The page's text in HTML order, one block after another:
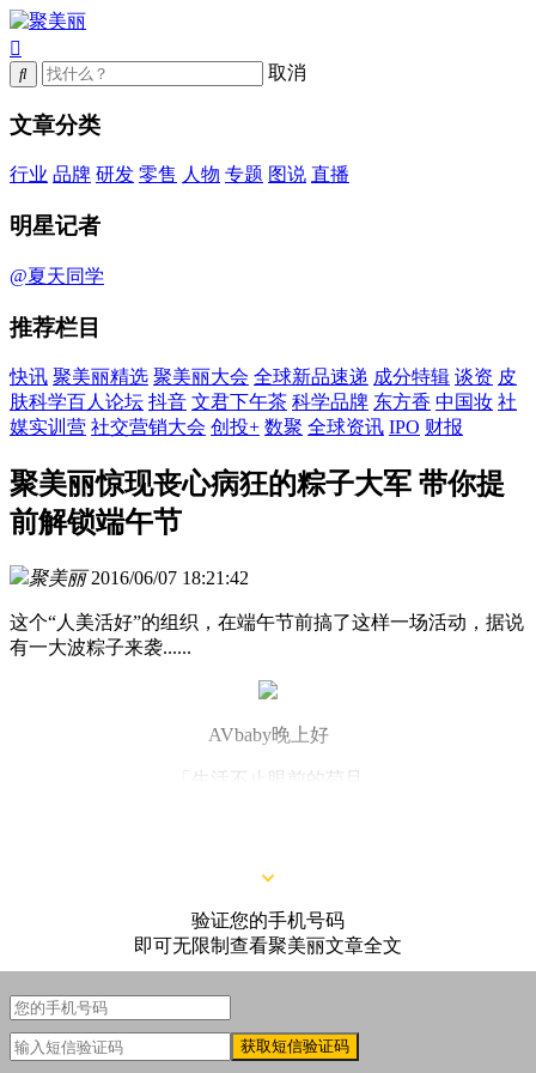
取消
文章分类
行业 品牌 研发 零售 人物 专题 图说 直播
明星记者
@夏天同学
推荐栏目
快讯 聚美丽精选 聚美丽大会 全球新品速递 成分特辑 谈资 皮
肤科学百人论坛 抖音 文君下午茶 科学品牌 东方香 中国妆 社
媒实训营 社交营销大会 创投+ 数聚 全球资讯 IPO 财报
聚美丽惊现丧心病狂的粽子大军 带你提
前解锁端午节
聚美丽 2016/06/07 18:21:42
这个“人美活好”的组织，在端午节前搞了这样一场活动，据说
有一大波粽子来袭......
AVbaby晚上好
「生活不止眼前的苟且
验证您的手机号码
即可无限制查看聚美丽文章全文
获取短信验证码